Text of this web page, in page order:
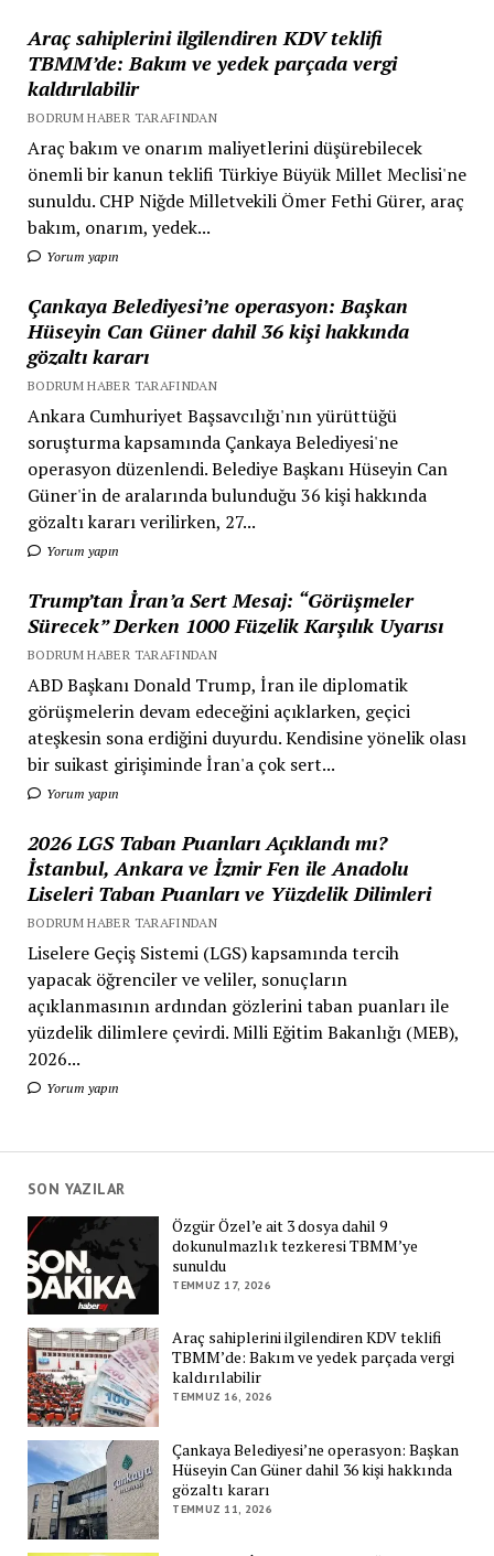
Araç sahiplerini ilgilendiren KDV teklifi
TBMM’de: Bakım ve yedek parçada vergi
kaldırılabilir
BODRUM HABER TARAFINDAN
Araç bakım ve onarım maliyetlerini düşürebilecek
önemli bir kanun teklifi Türkiye Büyük Millet Meclisi'ne
sunuldu. CHP Niğde Milletvekili Ömer Fethi Gürer, araç
bakım, onarım, yedek...
Yorum yapın
Çankaya Belediyesi’ne operasyon: Başkan
Hüseyin Can Güner dahil 36 kişi hakkında
gözaltı kararı
BODRUM HABER TARAFINDAN
Ankara Cumhuriyet Başsavcılığı'nın yürüttüğü
soruşturma kapsamında Çankaya Belediyesi'ne
operasyon düzenlendi. Belediye Başkanı Hüseyin Can
Güner'in de aralarında bulunduğu 36 kişi hakkında
gözaltı kararı verilirken, 27...
Yorum yapın
Trump’tan İran’a Sert Mesaj: “Görüşmeler
Sürecek” Derken 1000 Füzelik Karşılık Uyarısı
BODRUM HABER TARAFINDAN
ABD Başkanı Donald Trump, İran ile diplomatik
görüşmelerin devam edeceğini açıklarken, geçici
ateşkesin sona erdiğini duyurdu. Kendisine yönelik olası
bir suikast girişiminde İran'a çok sert...
Yorum yapın
2026 LGS Taban Puanları Açıklandı mı?
İstanbul, Ankara ve İzmir Fen ile Anadolu
Liseleri Taban Puanları ve Yüzdelik Dilimleri
BODRUM HABER TARAFINDAN
Liselere Geçiş Sistemi (LGS) kapsamında tercih
yapacak öğrenciler ve veliler, sonuçların
açıklanmasının ardından gözlerini taban puanları ile
yüzdelik dilimlere çevirdi. Milli Eğitim Bakanlığı (MEB),
2026...
Yorum yapın
SON YAZILAR
Özgür Özel’e ait 3 dosya dahil 9
dokunulmazlık tezkeresi TBMM’ye
sunuldu
TEMMUZ 17, 2026
Araç sahiplerini ilgilendiren KDV teklifi
TBMM’de: Bakım ve yedek parçada vergi
kaldırılabilir
TEMMUZ 16, 2026
Çankaya Belediyesi’ne operasyon: Başkan
Hüseyin Can Güner dahil 36 kişi hakkında
gözaltı kararı
TEMMUZ 11, 2026